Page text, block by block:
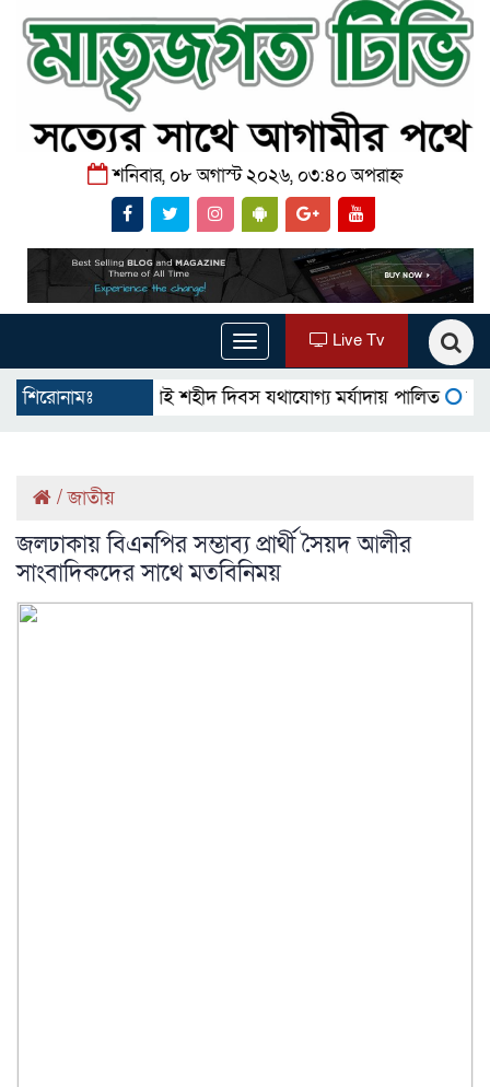
শনিবার, ০৮ অগাস্ট ২০২৬, ০৩:৪০ অপরাহ্ন
Toggle
navigation
Live Tv
শিরোনামঃজুলাই শহীদ দিবস যথাযোগ্য মর্যাদায় পালিত উখিয়ায়
/জাতীয়
জলঢাকায় বিএনপির সম্ভাব্য প্রার্থী সৈয়দ আলীর
সাংবাদিকদের সাথে মতবিনিময়